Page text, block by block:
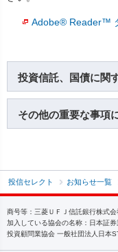
Adobe® Reader™
投資信託、国債に関
その他の重要な事項
投信セレクト お知らせ一覧
商号等：三菱ＵＦＪ信託銀行株式
加入している協会の名称：日本証
投資顧問業協会 一般社団法人日本